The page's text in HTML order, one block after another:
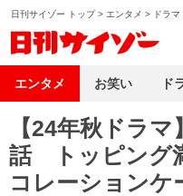
日刊サイゾー トップ> エンタメ > ドラマ
【24年秋ドラ
話 トッピング
コレーションケ
エンタメ お笑い ド